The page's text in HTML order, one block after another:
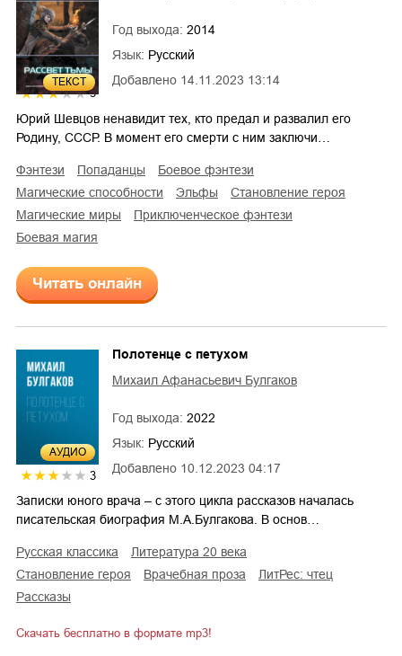
ТЕКСТ
3
Добавлено 14.11.2023 13:14
Год выхода: 2014
Язык: Русский
Юрий Шевцов ненавидит тех, кто предал и развалил его
Родину, СССР. В момент его смерти с ним заключи…
фэнтези попаданцы
боевое фэнтези
магические способности
эльфы
становление героя
магические миры
приключенческое фэнтези
боевая магия
Читать онлайн
AУДИО
3
Добавлено 10.12.2023 04:17
Полотенце с петухом
Михаил Афанасьевич Булгаков
Год выхода: 2022
Язык: Русский
Записки юного врача – с этого цикла рассказов началась
писательская биография М.А.Булгакова. В основ…
русская классика
литература 20 века
становление героя
врачебная проза
ЛитРес: чтец
рассказы
Скачать бесплатно в формате mp3!